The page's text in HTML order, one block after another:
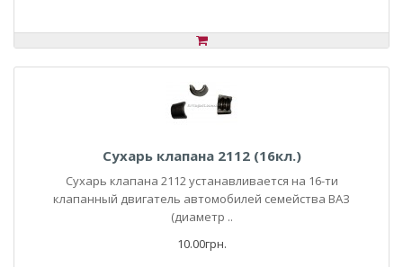
Сухарь клапана 2112 (16кл.)
Сухарь клапана 2112 устанавливается на 16-ти
клапанный двигатель автомобилей семейства ВАЗ
(диаметр ..
10.00грн.